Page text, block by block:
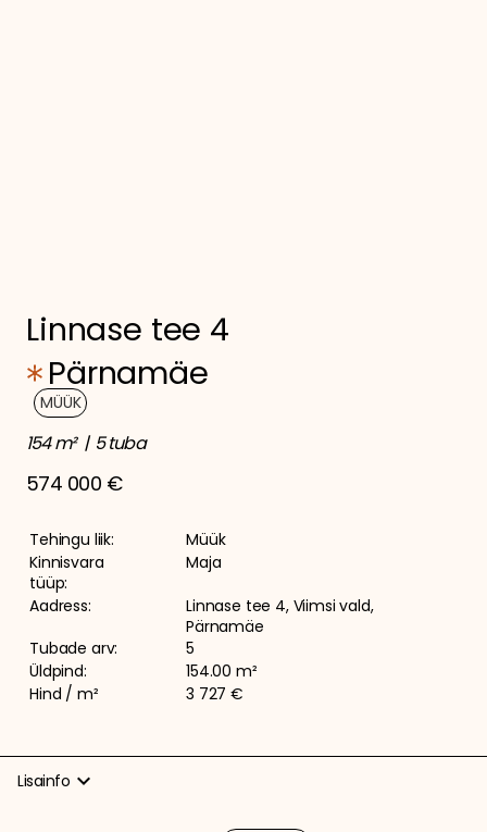
Linnase tee 4
Pärnamäe
MÜÜK
154 m² 5 tuba
574 000 €
Tehingu liik:
Müük
Kinnisvara
tüüp:
Maja
Aadress:
Linnase tee 4, Viimsi vald,
Pärnamäe
Tubade arv:
5
Üldpind:
154.00 m²
Hind / m²
3 727 €
Lisainfo expand_more